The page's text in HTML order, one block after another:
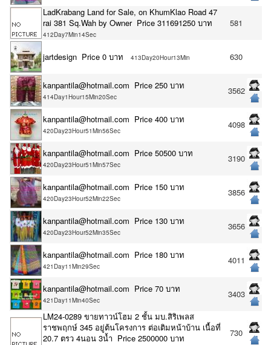
LadKrabang Land for Sale, on KhumKlao Road 47
rai 381 Sq.Wah by Owner Price 311691250 บาท
412Day7Min14Sec
581
jartdesign Price 0 บาท 413Day20Hour13Min 630
kanpantila@hotmail.com Price 250 บาท
414Day1Hour15Min20Sec
3562
kanpantila@hotmail.com Price 400 บาท
420Day23Hour51Min56Sec
4098
kanpantila@hotmail.com Price 50500 บาท
420Day23Hour51Min57Sec
3190
kanpantila@hotmail.com Price 150 บาท
420Day23Hour52Min22Sec
3856
kanpantila@hotmail.com Price 130 บาท
420Day23Hour52Min35Sec
3656
kanpantila@hotmail.com Price 180 บาท
421Day11Min29Sec
4011
kanpantila@hotmail.com Price 70 บาท
421Day11Min40Sec
3403
LM24-0289 ขายทาวน์โฮม 2 ชั้น มบ.สิริเพลส
ราชพฤกษ์ 345 อยู่ต้นโครงการ ต่อเติมหน้าบ้าน เนื้อที่
20.7 ตรว 4นอน 3น้ำ Price 2500000 บาท
730